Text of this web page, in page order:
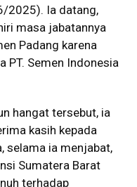
2025). Ia datang,
masa jabatannya
Padang karena
PT. Semen Indonesia
hangat tersebut, ia
kasih kepada
selama ia menjabat,
Sumatera Barat
terhadap